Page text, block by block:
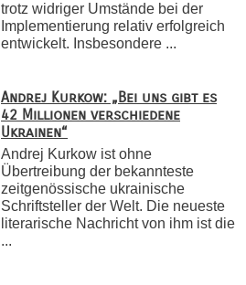
trotz widriger Umstände bei der
Implementierung relativ erfolgreich
entwickelt. Insbesondere ...
Andrej Kurkow: „Bei uns gibt es
42 Millionen verschiedene
Ukrainen“
Andrej Kurkow ist ohne
Übertreibung der bekannteste
zeitgenössische ukrainische
Schriftsteller der Welt. Die neueste
literarische Nachricht von ihm ist die
...